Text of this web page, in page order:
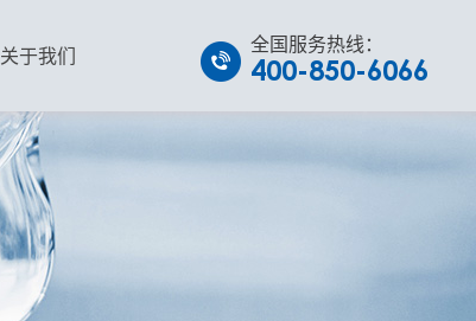
关于我们 全国服务热线：
400-850-6066